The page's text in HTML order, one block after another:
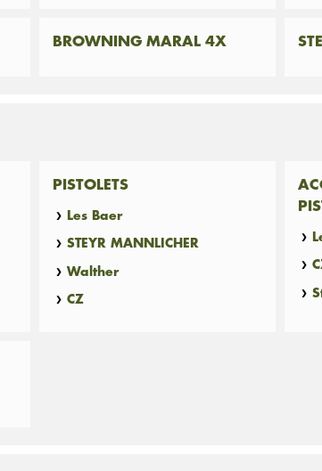
BROWNING MARAL 4X
PISTOLETS
Les Baer
STEYR MANNLICHER
Walther
CZ